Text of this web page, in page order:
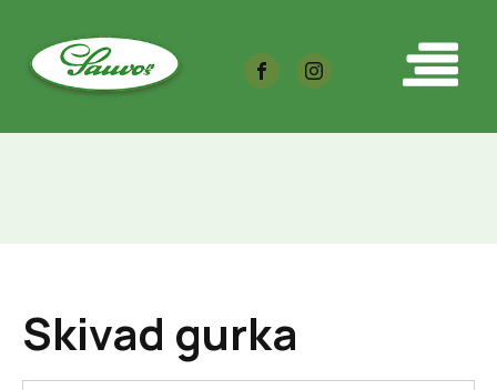
Skivad gurka